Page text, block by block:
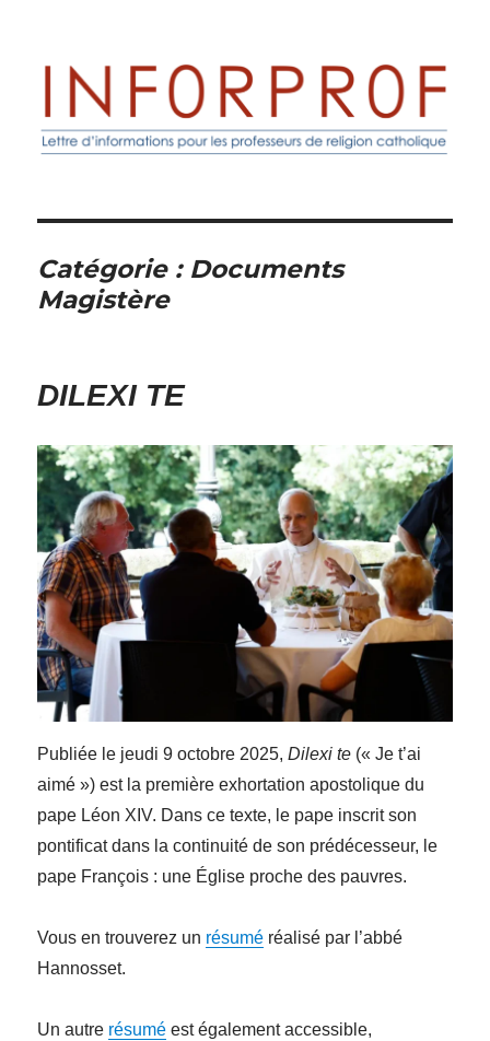
Inforprof
Catégorie : Documents
Magistère
DILEXI TE
Publiée le jeudi 9 octobre 2025, Dilexi te (« Je t’ai
aimé ») est la première exhortation apostolique du
pape Léon XIV. Dans ce texte, le pape inscrit son
pontificat dans la continuité de son prédécesseur, le
pape François : une Église proche des pauvres.
Vous en trouverez un résumé réalisé par l’abbé
Hannosset.
Un autre résumé est également accessible,